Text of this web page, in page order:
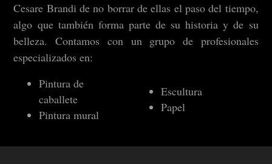
Cesare Brandi de no borrar de ellas el paso del tiempo,
algo que también forma parte de su historia y de su
belleza. Contamos con un grupo de profesionales
especializados en:
Pintura de
caballete
Pintura mural
Escultura
Papel